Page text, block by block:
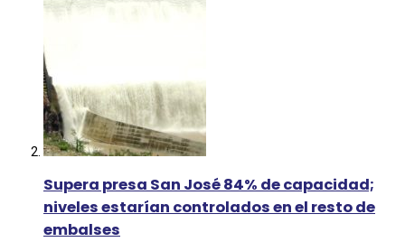
Supera presa San José 84% de capacidad;
niveles estarían controlados en el resto de
embalses